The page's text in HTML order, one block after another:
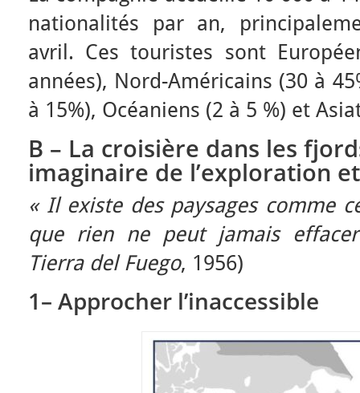
nationalités par an,
avril. Ces touristes sont
années), Nord-Américains (30 à
à 15%), Océaniens (2 à 5 %) et
B – La croisière dans les
imaginaire de l’exploration
« Il existe des paysages comme
que rien ne peut jamais
Tierra del Fuego, 1956)
1– Approcher l’inaccessible